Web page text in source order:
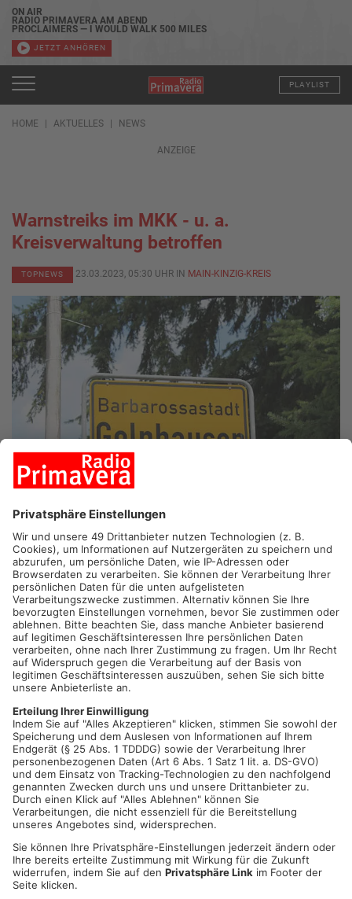
ON AIR
RADIO PRIMAVERA AM ABEND
PROCLAIMERS — I WOULD WALK 500 MILES
JETZT ANHÖREN
PLAYLIST
HOME AKTUELLES NEWS
ANZEIGE
Warnstreiks im MKK - u. a.
Kreisverwaltung betroffen
TOPNEWS 23.03.2023, 05:30 UHR IN MAIN-KINZIG-KREIS
GELNHAUSEN/BRUCHKÖBEL.Im Tarifkonflikt des
öffentlichen Dienstes gehen die Warnstreiks der Gewerkschaft
Verdi auch heute weiter. Betroffen ist diesmal
schwerpunkmäßig der Main-Kinzig-Kreis: Sowohl die
Kreisverwaltung als auch die Eigenbetriebe werden heute
ganztägig bestreikt. Der Kreis rief bereits dazu auf, alle
verschiebbaren Termine für einen anderen Tag einzuplanen. In
Bruchköbel bleiben neben dem Bauhof und dem Hallenbad
auch die acht städtischen Kitas geschlossen. Verdi fordert für
die Beschäftigten von Bund und Kommunen mindestens 10,5
Artikel teilen
ANZEIGE